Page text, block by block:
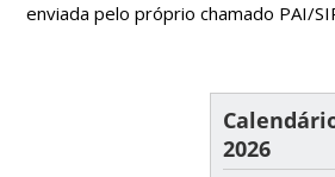
enviada pelo próprio chamado PAI/
2026